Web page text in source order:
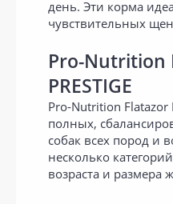
день. Эти корма
чувствительных
Pro-Nutrition
PRESTIGE
Pro-Nutrition Flatazor
полных,
собак всех пород и
несколько
возраста и размера